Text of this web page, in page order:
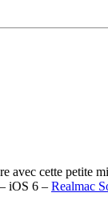
avec cette petite
iOS 6 – Realmac